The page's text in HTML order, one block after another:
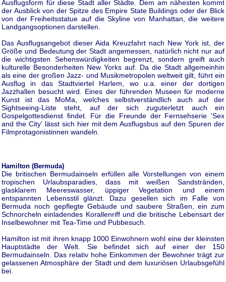
Ausflugsform für diese Stadt aller Städte. Dem am nähesten kommt
der Ausblick von der Spitze des Empire State Buildings oder der Blick
von der Freiheitsstatue auf die Skyline von Manhattan, die weitere
Landgangsoptionen darstellen.
Das Ausflugsangebot dieser Aida Kreuzfahrt nach New York ist, der
Größe und Bedeutung der Stadt angemessen, natürlich nicht nur auf
die wichtigsten Sehenswürdigkeiten begrenzt, sondern greift auch
kulturelle Besonderheiten New Yorks auf. Da die Stadt allgemeinhin
als eine der großen Jazz- und Musikmetropolen weltweit gilt, führt ein
Ausflug in das Stadtviertel Harlem, wo u.a. einer der dortigen
Jazzhallen besucht wird. Eines der führenden Museen für moderne
Kunst ist das MoMa, welches selbstverständlich auch auf der
Sightseeing-Liste steht, auf der sich zuguterletzt auch ein
Gospelgottesdienst findet. Für die Freunde der Fernsehserie 'Sex
and the City' lässt sich hier mit dem Ausflugsbus auf den Spuren der
Filmprotagonistinnen wandeln.
Hamilton (Bermuda)
Die britischen Bermudainseln erfüllen alle Vorstellungen von einem
tropischen Urlaubsparadies, dass mit weißen Sandstränden,
glasklarem Meereswasser, üppiger Vegetation und einem
entspannten Lebensstil glänzt. Dazu gesellen sich im Falle von
Bermuda noch gepflegte Gebäude und saubere Straßen, ein zum
Schnorcheln einladendes Korallenriff und die britische Lebensart der
Inselbewohner mit Tea-Time und Pubbesuch.
Hamilton ist mit ihren knapp 1000 Einwohnern wohl eine der kleinsten
Hauptstädte der Welt. Sie befindet sich auf einer der 150
Bermudainseln. Das relativ hohe Einkommen der Bewohner trägt zur
gelassenen Atmosphäre der Stadt und dem luxuriösen Urlaubsgefühl
bei.